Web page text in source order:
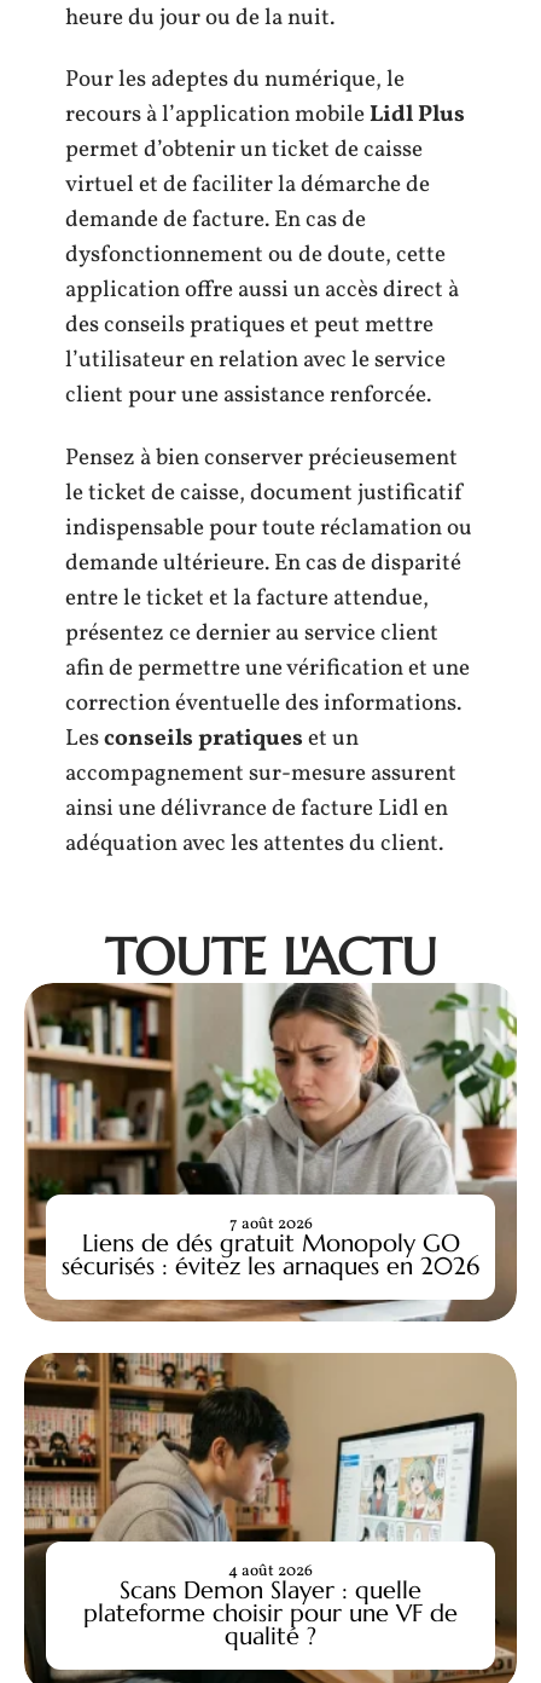
heure du jour ou de la nuit.
Pour les adeptes du numérique, le
recours à l’application mobileLidl Plus
permet d’obtenir un ticket de caisse
virtuel et de faciliter la démarche de
demande de facture. En cas de
dysfonctionnement ou de doute, cette
application offre aussi un accès direct à
des conseils pratiques et peut mettre
l’utilisateur en relation avec le service
client pour une assistance renforcée.
Pensez à bien conserver précieusement
le ticket de caisse, document justificatif
indispensable pour toute réclamation ou
demande ultérieure. En cas de disparité
entre le ticket et la facture attendue,
présentez ce dernier au service client
afin de permettre une vérification et une
correction éventuelle des informations.
Lesconseils pratiqueset un
accompagnement sur-mesure assurent
ainsi une délivrance de facture Lidl en
adéquation avec les attentes du client.
TOUTE L'ACTU
Liens de dés gratuit Monopoly GO
sécurisés : évitez les arnaques en 2026
7 août 2026
Scans Demon Slayer : quelle
plateforme choisir pour une VF de
qualité ?
4 août 2026